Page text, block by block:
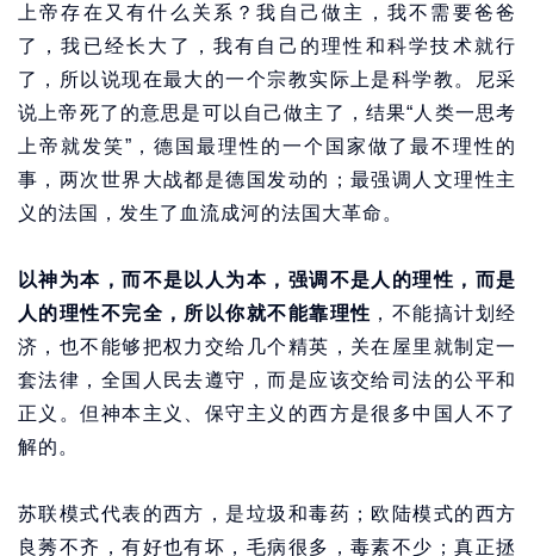
上帝存在又有什么关系？我自己做主，我不需要爸爸
了，我已经长大了，我有自己的理性和科学技术就行
了，所以说现在最大的一个宗教实际上是科学教。尼采
说上帝死了的意思是可以自己做主了，结果“人类一思考
上帝就发笑”，德国最理性的一个国家做了最不理性的
事，两次世界大战都是德国发动的；最强调人文理性主
义的法国，发生了血流成河的法国大革命。
以神为本，而不是以人为本，强调不是人的理性，而是
人的理性不完全，所以你就不能靠理性 ，不能搞计划经
济，也不能够把权力交给几个精英，关在屋里就制定一
套法律，全国人民去遵守，而是应该交给司法的公平和
正义。但神本主义、保守主义的西方是很多中国人不了
解的。
苏联模式代表的西方，是垃圾和毒药；欧陆模式的西方
良莠不齐，有好也有坏，毛病很多，毒素不少；真正拯